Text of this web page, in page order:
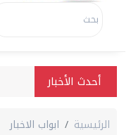
أحدث الأخبار
الرئيسية ابواب الاخبار